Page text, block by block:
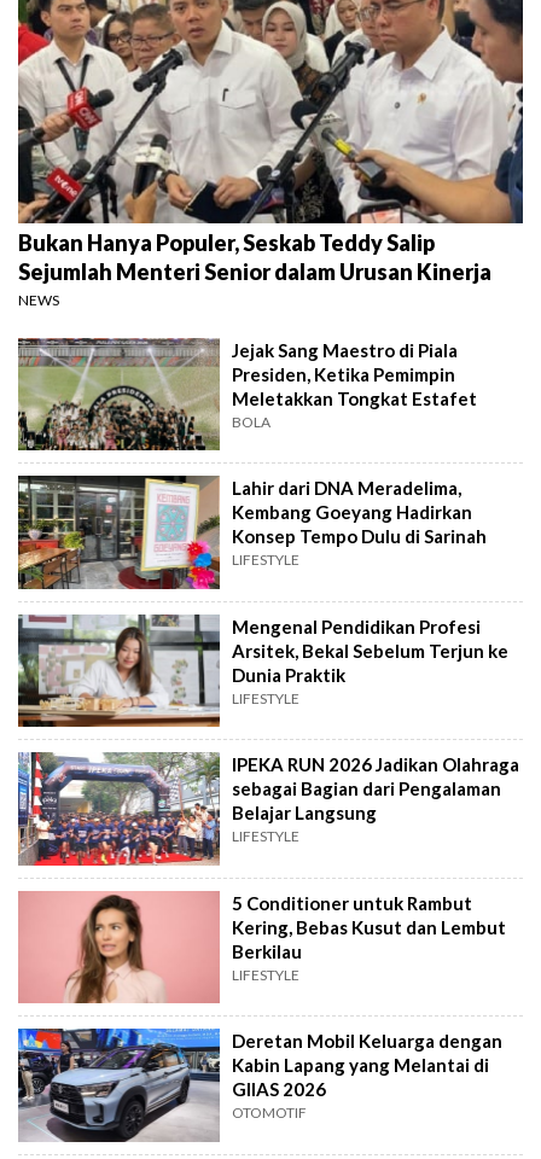
Bukan Hanya Populer, Seskab Teddy Salip
Sejumlah Menteri Senior dalam Urusan Kinerja
NEWS
Jejak Sang Maestro di Piala
Presiden, Ketika Pemimpin
Meletakkan Tongkat Estafet
BOLA
Lahir dari DNA Meradelima,
Kembang Goeyang Hadirkan
Konsep Tempo Dulu di Sarinah
LIFESTYLE
Mengenal Pendidikan Profesi
Arsitek, Bekal Sebelum Terjun ke
Dunia Praktik
LIFESTYLE
IPEKA RUN 2026 Jadikan Olahraga
sebagai Bagian dari Pengalaman
Belajar Langsung
LIFESTYLE
5 Conditioner untuk Rambut
Kering, Bebas Kusut dan Lembut
Berkilau
LIFESTYLE
Deretan Mobil Keluarga dengan
Kabin Lapang yang Melantai di
GIIAS 2026
OTOMOTIF